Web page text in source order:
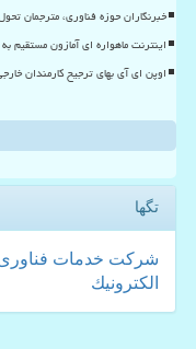
خبرنگاران حوزه فناوری، مترجمان
اینترنت ماهواره ای آمازون مستقیم
اوپن ای آی بهای ترجیح کارمندان
تگها
شركت خدمات
الكترونیك